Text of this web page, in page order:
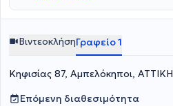
ΒιντεοκλήσηΓραφείο 1
Κηφισίας 87, Αμπελόκηποι, ΑΤΤΙΚΗ
Επόμενη διαθεσιμότητα